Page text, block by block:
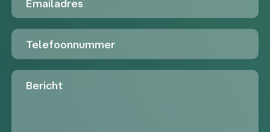
Telefoon
Untitled